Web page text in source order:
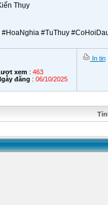
Thụy
#TuThuy
xem: 463
đăng : 06/10/2025
In tin